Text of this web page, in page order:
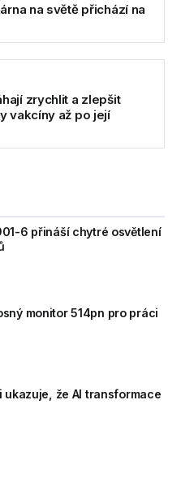
na světě přichází na
zrychlit a zlepšit
vakcíny až po její
6 přináší chytré osvětlení
monitor 514pn pro práci
ukazuje, že AI transformace